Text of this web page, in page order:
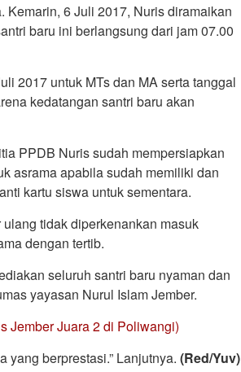
6 Juli 2017, Nuris diramaikan
baru ini berlangsung dari jam 07.00
2017 untuk MTs dan MA serta tanggal
kedatangan santri baru akan
PPDB Nuris sudah mempersiapkan
asrama apabila sudah memiliki dan
kartu siswa untuk sementara.
tidak diperkenankan masuk
dengan tertib.
seluruh santri baru nyaman dan
yayasan Nurul Islam Jember.
Jember Juara 2 di Poliwangi)
yang berprestasi.” Lanjutnya. (Red/Yuv)